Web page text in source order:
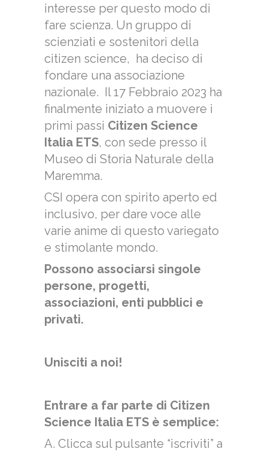
interesse per questo modo di
fare scienza. Un gruppo di
scienziati e sostenitori della
citizen science, ha deciso di
fondare una associazione
nazionale. Il 17 Febbraio 2023 ha
finalmente iniziato a muovere i
primi passi Citizen Science
Italia ETS, con sede presso il
Museo di Storia Naturale della
Maremma.
CSI opera con spirito aperto ed
inclusivo, per dare voce alle
varie anime di questo variegato
e stimolante mondo.
Possono associarsi singole
persone, progetti,
associazioni, enti pubblici e
privati.
Unisciti a noi!
Entrare a far parte di Citizen
Science Italia ETS è semplice:
A. Clicca sul pulsante “iscriviti” a